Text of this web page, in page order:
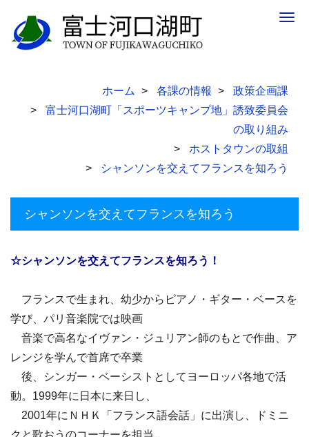
ホーム 各課の情報
政策企画課
富士河口湖町「スポーツキャンプ地」誘致委員会
の取り組み
ホストタウンの取組
シャンソンを交えてフランスを知ろう
シャンソンを交えてフランスを知ろう
☆シャンソンを交えてフランスを知ろう！
フランスで生まれ、幼少からピアノ・ギター・ベースを
学び、パリ音楽院では映画
音楽で高名なイヴァン・ジュリアン師のもとで作曲、ア
レンジを学んで首席で卒業
後、シンガー・ベーシストとしてヨーロッパ各地で活
動。1999年に日本に来日し、
2001年にＮＨＫ「フランス語会話」に出演し、ドミニ
クと歌おうのコーナーを担当、